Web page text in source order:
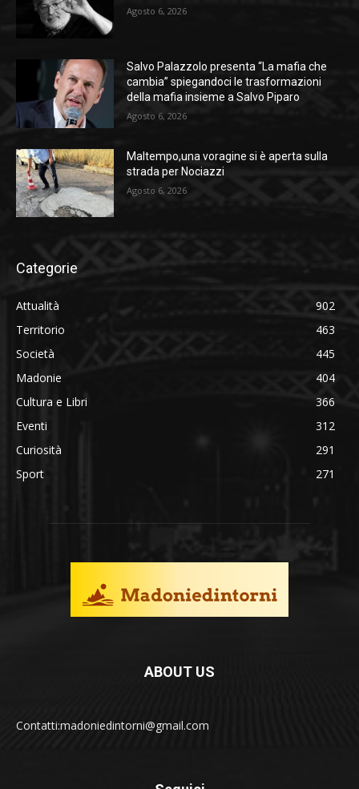
Agosto 6, 2026
Salvo Palazzolo presenta “La mafia che
cambia” spiegandoci le trasformazioni
della mafia insieme a Salvo Piparo
Agosto 6, 2026
Maltempo,una voragine si è aperta sulla
strada per Nociazzi
Agosto 6, 2026
Categorie
Attualità
902
Territorio
463
Società
445
Madonie
404
Cultura e Libri
366
Eventi
312
Curiosità
291
Sport
271
ABOUT US
Contatti:madoniedintorni@gmail.com